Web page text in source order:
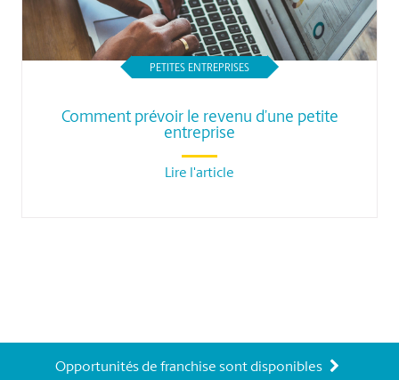
PETITES ENTREPRISES
Comment prévoir le revenu d’une petite
entreprise
Lire l'article
Opportunités de franchise sont disponibles